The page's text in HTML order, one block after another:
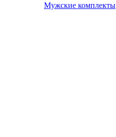
Мужские комплекты